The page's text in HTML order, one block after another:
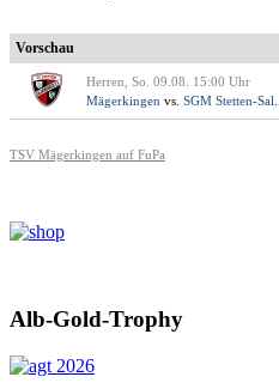
Vorschau
Herren, So. 09.08. 15:00 Uhr
Mägerkingen vs. SGM Stetten-Sal...
TSV Mägerkingen auf FuPa
Alb-Gold-Trophy